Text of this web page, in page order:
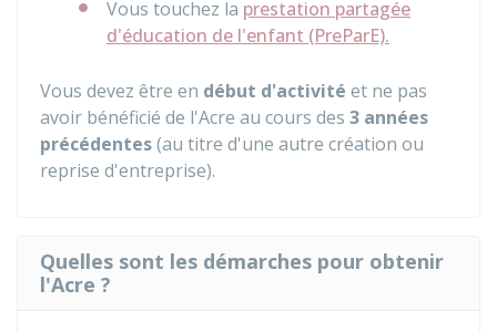
Vous touchez la prestation partagée
d'éducation de l'enfant (PreParE).
Vous devez être en début d'activité et ne pas
avoir bénéficié de l'Acre au cours des 3 années
précédentes(au titre d'une autre création ou
reprise d'entreprise).
Quelles sont les démarches pour obtenir
l'Acre ?